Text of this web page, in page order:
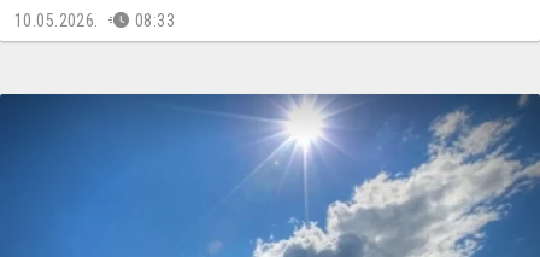
10.05.2026. 08:33